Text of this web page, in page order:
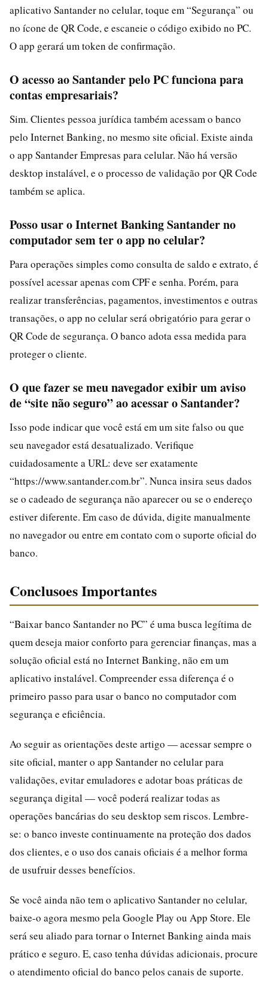
aplicativo Santander no celular, toque em “Segurança” ou
no ícone de QR Code, e escaneie o código exibido no PC.
O app gerará um token de confirmação.
O acesso ao Santander pelo PC funciona para
contas empresariais?
Sim. Clientes pessoa jurídica também acessam o banco
pelo Internet Banking, no mesmo site oficial. Existe ainda
o app Santander Empresas para celular. Não há versão
desktop instalável, e o processo de validação por QR Code
também se aplica.
Posso usar o Internet Banking Santander no
computador sem ter o app no celular?
Para operações simples como consulta de saldo e extrato, é
possível acessar apenas com CPF e senha. Porém, para
realizar transferências, pagamentos, investimentos e outras
transações, o app no celular será obrigatório para gerar o
QR Code de segurança. O banco adota essa medida para
proteger o cliente.
O que fazer se meu navegador exibir um aviso
de “site não seguro” ao acessar o Santander?
Isso pode indicar que você está em um site falso ou que
seu navegador está desatualizado. Verifique
cuidadosamente a URL: deve ser exatamente
“https://www.santander.com.br”. Nunca insira seus dados
se o cadeado de segurança não aparecer ou se o endereço
estiver diferente. Em caso de dúvida, digite manualmente
no navegador ou entre em contato com o suporte oficial do
banco.
Conclusoes Importantes
“Baixar banco Santander no PC” é uma busca legítima de
quem deseja maior conforto para gerenciar finanças, mas a
solução oficial está no Internet Banking, não em um
aplicativo instalável. Compreender essa diferença é o
primeiro passo para usar o banco no computador com
segurança e eficiência.
Ao seguir as orientações deste artigo — acessar sempre o
site oficial, manter o app Santander no celular para
validações, evitar emuladores e adotar boas práticas de
segurança digital — você poderá realizar todas as
operações bancárias do seu desktop sem riscos. Lembre-
se: o banco investe continuamente na proteção dos dados
dos clientes, e o uso dos canais oficiais é a melhor forma
de usufruir desses benefícios.
Se você ainda não tem o aplicativo Santander no celular,
baixe-o agora mesmo pela Google Play ou App Store. Ele
será seu aliado para tornar o Internet Banking ainda mais
prático e seguro. E, caso tenha dúvidas adicionais, procure
o atendimento oficial do banco pelos canais de suporte.